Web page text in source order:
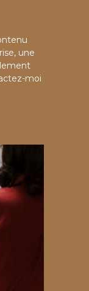
une
moi